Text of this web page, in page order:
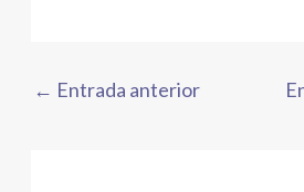
← Entrada anterior